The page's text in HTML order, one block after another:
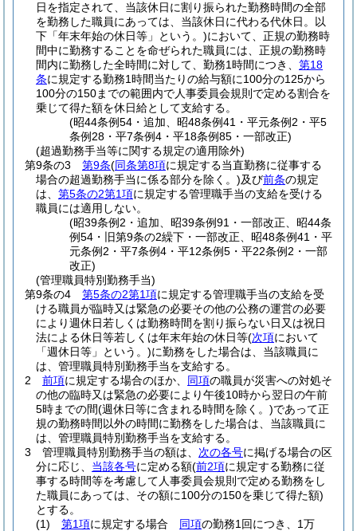
日を指定されて、当該休日に割り振られた勤務時間の全部
を勤務した職員にあっては、当該休日に代わる代休日。以
下「年末年始の休日等」という。)において、正規の勤務時
間中に勤務することを命ぜられた職員には、正規の勤務時
間内に勤務した全時間に対して、勤務1時間につき、 第18
条に規定する勤務1時間当たりの給与額に100分の125から
100分の150までの範囲内で人事委員会規則で定める割合を
乗じて得た額を休日給として支給する。
(昭44条例54・追加、昭48条例41・平元条例2・平5
条例28・平7条例4・平18条例85・一部改正)
(超過勤務手当等に関する規定の適用除外)
第9条の3
第9条(同条第8項に規定する当直勤務に従事する
場合の超過勤務手当に係る部分を除く。)及び前条の規定
は、 第5条の2第1項に規定する管理職手当の支給を受ける
職員には適用しない。
(昭39条例2・追加、昭39条例91・一部改正、昭44条
例54・旧第9条の2繰下・一部改正、昭48条例41・平
元条例2・平7条例4・平12条例5・平22条例2・一部
改正)
(管理職員特別勤務手当)
第9条の4
第5条の2第1項に規定する管理職手当の支給を受
ける職員が臨時又は緊急の必要その他の公務の運営の必要
により週休日若しくは勤務時間を割り振らない日又は祝日
法による休日等若しくは年末年始の休日等(次項において
「週休日等」という。)に勤務をした場合は、当該職員に
は、管理職員特別勤務手当を支給する。
2
前項に規定する場合のほか、 同項の職員が災害への対処そ
の他の臨時又は緊急の必要により午後10時から翌日の午前
5時までの間(週休日等に含まれる時間を除く。)であって正
規の勤務時間以外の時間に勤務をした場合は、当該職員に
は、管理職員特別勤務手当を支給する。
3
管理職員特別勤務手当の額は、 次の各号に掲げる場合の区
分に応じ、 当該各号に定める額(前2項に規定する勤務に従
事する時間等を考慮して人事委員会規則で定める勤務をし
た職員にあっては、その額に100分の150を乗じて得た額)
とする。
(1)
第1項に規定する場合 同項の勤務1回につき、1万